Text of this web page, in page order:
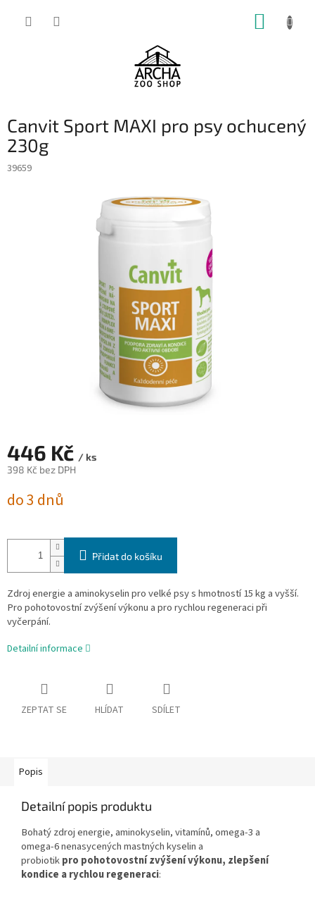
Canvit Sport MAXI pro psy ochucený
230g
39659
446 Kč / ks
398 Kč bez DPH
cena:
do 3 dnů
Přidat do košíku
Zdroj energie a aminokyselin pro velké psy s hmotností 15 kg a vyšší.
Pro pohotovostní zvýšení výkonu a pro rychlou regeneraci při
vyčerpání.
Detailní informace
ZEPTAT SE HLÍDAT SDÍLET
Popis
Detailní popis produktu
Bohatý zdroj energie, aminokyselin, vitamínů, omega-3 a
omega-6 nenasycených mastných kyselin a
probiotikpro pohotovostní zvýšení výkonu, zlepšení
kondice a rychlou regeneraci: